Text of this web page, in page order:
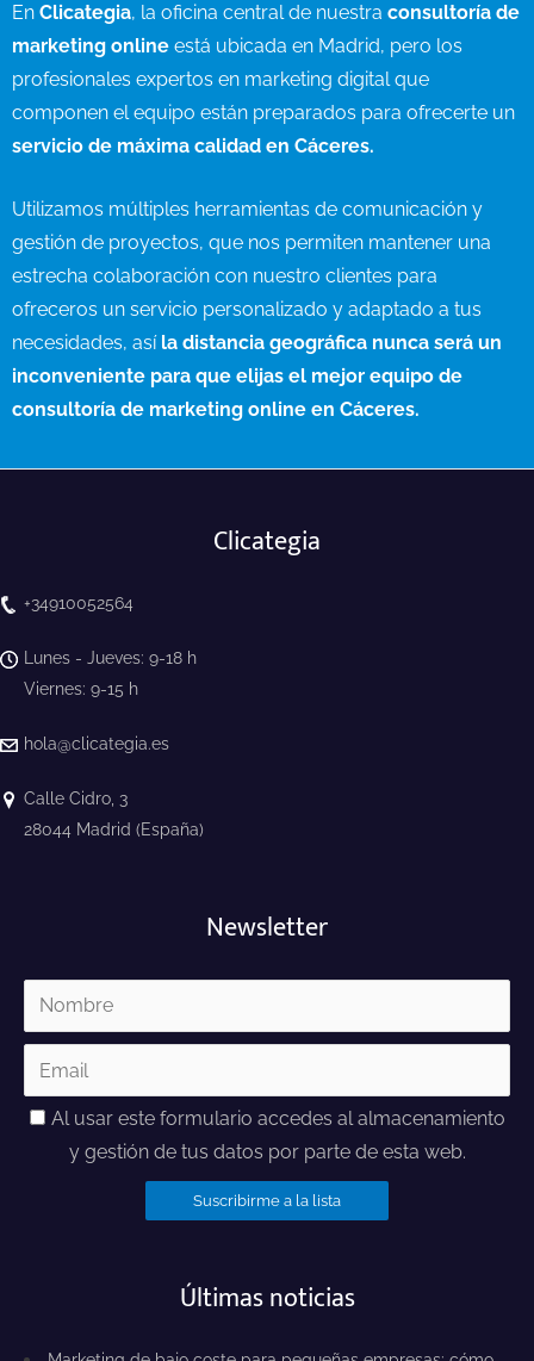
En Clicategia, la oficina central de nuestra consultoría de
marketing online está ubicada en Madrid, pero los
profesionales expertos en marketing digital que
componen el equipo están preparados para ofrecerte un
servicio de máxima calidad en Cáceres.
Utilizamos múltiples herramientas de comunicación y
gestión de proyectos, que nos permiten mantener una
estrecha colaboración con nuestro clientes para
ofreceros un servicio personalizado y adaptado a tus
necesidades, así la distancia geográfica nunca será un
inconveniente para que elijas el mejor equipo de
consultoría de marketing online en Cáceres.
Clicategia
+34910052564
Lunes - Jueves: 9-18 h
Viernes: 9-15 h
hola@clicategia.es
Calle Cidro, 3
28044 Madrid (España)
Newsletter
Al usar este formulario accedes al almacenamiento
y gestión de tus datos por parte de esta web.
Últimas noticias